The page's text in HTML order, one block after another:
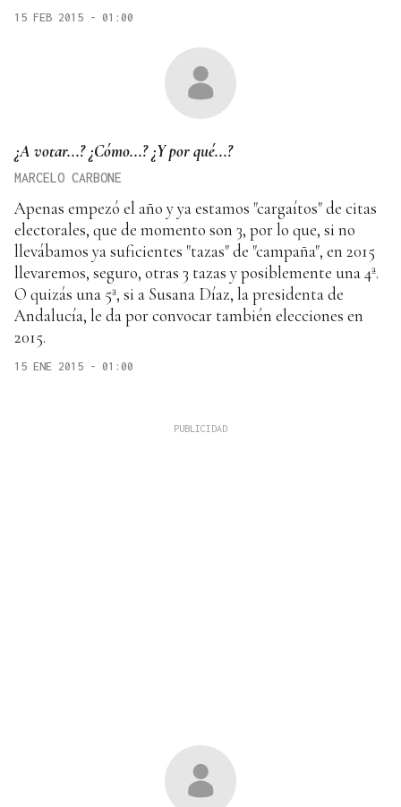
15 FEB 2015 - 01:00
¿A votar...? ¿Cómo...? ¿Y por qué...?
MARCELO CARBONE
Apenas empezó el año y ya estamos "cargaítos" de citas
electorales, que de momento son 3, por lo que, si no
llevábamos ya suficientes "tazas" de "campaña", en 2015
llevaremos, seguro, otras 3 tazas y posiblemente una 4ª.
O quizás una 5ª, si a Susana Díaz, la presidenta de
Andalucía, le da por convocar también elecciones en
2015.
15 ENE 2015 - 01:00